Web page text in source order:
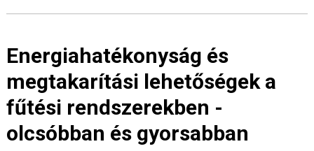
Energiahatékonyság és
megtakarítási lehetőségek a
fűtési rendszerekben -
olcsóbban és gyorsabban